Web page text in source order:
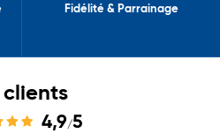
Fidélité & Parrainage
clients
4,9/5